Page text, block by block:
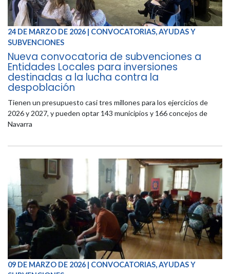
24 DE MARZO DE 2026 | CONVOCATORIAS, AYUDAS Y
SUBVENCIONES
Nueva convocatoria de subvenciones a
Entidades Locales para inversiones
destinadas a la lucha contra la
despoblación
Tienen un presupuesto casi tres millones para los ejercicios de
2026 y 2027, y pueden optar 143 municipios y 166 concejos de
Navarra
09 DE MARZO DE 2026 | CONVOCATORIAS, AYUDAS Y